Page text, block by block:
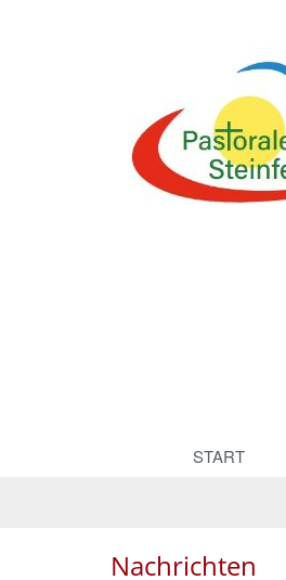
START
Nachrichten